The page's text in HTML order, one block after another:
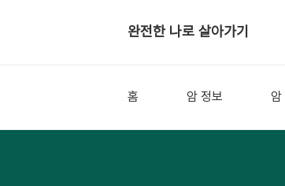
완전한 나로 살아가기
홈 암 정보 암